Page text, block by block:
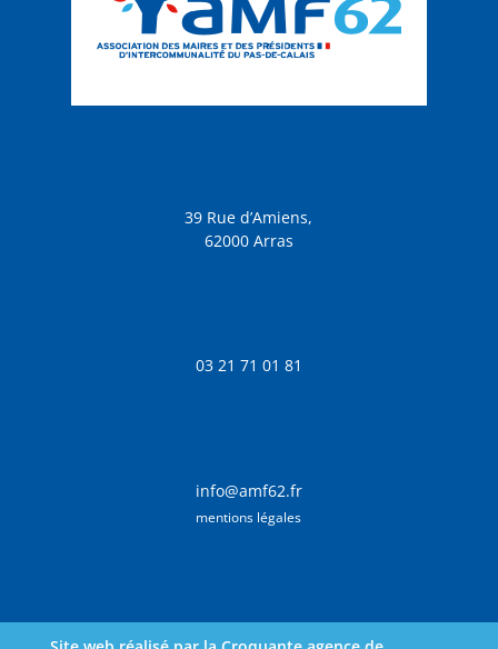
39 Rue d’Amiens,
62000 Arras
03 21 71 01 81
info@amf62.fr
mentions légales